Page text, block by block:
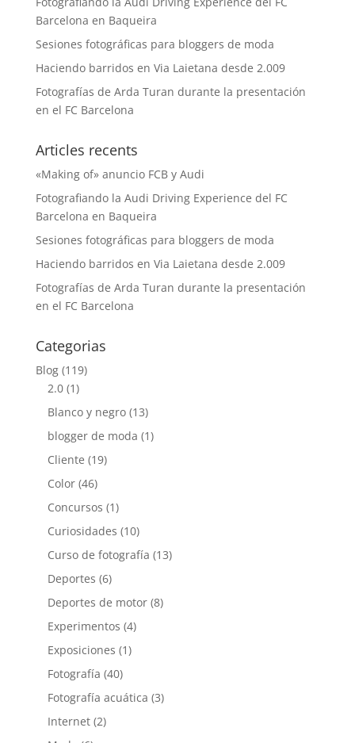
Barcelona en Baqueira
Sesiones fotográficas para bloggers de moda
Haciendo barridos en Via Laietana desde 2.009
Fotografías de Arda Turan durante la presentación
en el FC Barcelona
Articles recents
«Making of» anuncio FCB y Audi
Fotografiando la Audi Driving Experience del FC
Barcelona en Baqueira
Sesiones fotográficas para bloggers de moda
Haciendo barridos en Via Laietana desde 2.009
Fotografías de Arda Turan durante la presentación
en el FC Barcelona
Categorias
Blog(119)
2.0(1)
Blanco y negro(13)
blogger de moda (1)
Cliente (19)
Color(46)
Concursos (1)
Curiosidades (10)
Curso de fotografía (13)
Deportes (6)
Deportes de motor(8)
Experimentos (4)
Exposiciones (1)
Fotografía (40)
Fotografía acuática (3)
Internet(2)